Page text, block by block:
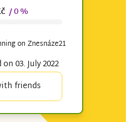
/ 0 %
on Znesnáze21
03. July 2022
friends